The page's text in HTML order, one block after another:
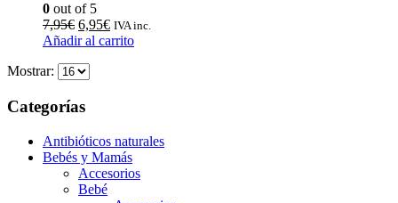
0 out of 5
7,95€ 6,95€ IVA inc.
Añadir al carrito
Mostrar:
Categorías
Antibióticos naturales
Bebés y Mamás
Accesorios
Bebé